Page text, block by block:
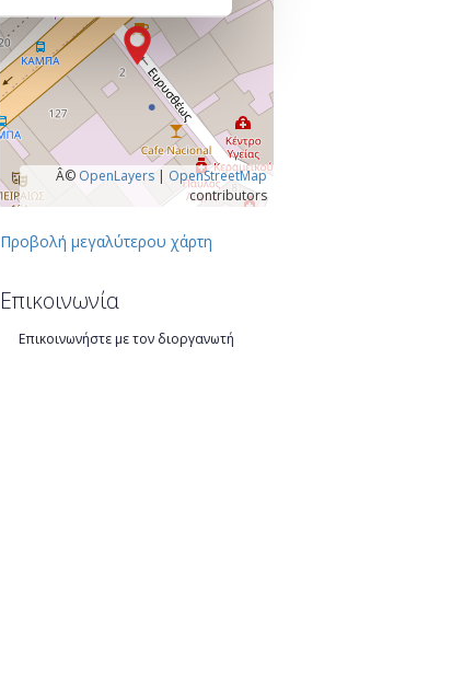
Â© OpenLayers| OpenStreetMap
contributors
Προβολή μεγαλύτερου χάρτη
Επικοινωνία
Επικοινωνήστε με τον διοργανωτή